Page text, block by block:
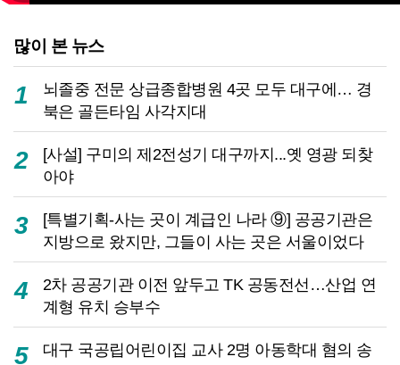
많이 본 뉴스
1
뇌졸중 전문 상급종합병원 4곳 모두 대구에… 경
북은 골든타임 사각지대
2
[사설] 구미의 제2전성기 대구까지...옛 영광 되찾
아야
3
[특별기획-사는 곳이 계급인 나라 ⑨] 공공기관은
지방으로 왔지만, 그들이 사는 곳은 서울이었다
4
2차 공공기관 이전 앞두고 TK 공동전선…산업 연
계형 유치 승부수
5
대구 국공립어린이집 교사 2명 아동학대 혐의 송